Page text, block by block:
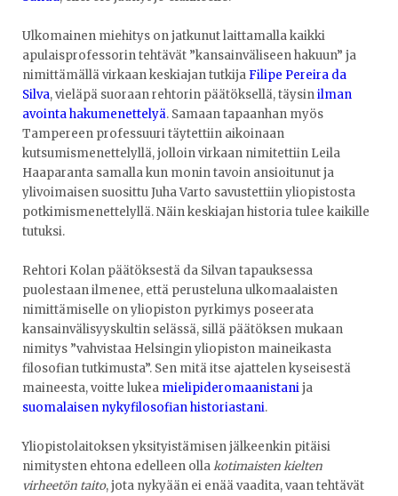
Ulkomainen miehitys on jatkunut laittamalla kaikki
apulaisprofessorin tehtävät ”kansainväliseen hakuun” ja
nimittämällä virkaan keskiajan tutkija Filipe Pereira da
Silva, vieläpä suoraan rehtorin päätöksellä, täysinilman
avointa hakumenettelyä. Samaan tapaanhan myös
Tampereen professuuri täytettiin aikoinaan
kutsumismenettelyllä, jolloin virkaan nimitettiin Leila
Haaparanta samalla kun monin tavoin ansioitunut ja
ylivoimaisen suosittu Juha Varto savustettiin yliopistosta
potkimismenettelyllä. Näin keskiajan historia tulee kaikille
tutuksi.
Rehtori Kolan päätöksestä da Silvan tapauksessa
puolestaan ilmenee, että perusteluna ulkomaalaisten
nimittämiselle on yliopiston pyrkimys poseerata
kansainvälisyyskultin selässä, sillä päätöksen mukaan
nimitys ”vahvistaa Helsingin yliopiston maineikasta
filosofian tutkimusta”. Sen mitä itse ajattelen kyseisestä
maineesta, voitte lukea mielipideromaanistanija
suomalaisen nykyfilosofian historiastani.
Yliopistolaitoksen yksityistämisen jälkeenkin pitäisi
nimitysten ehtona edelleen ollakotimaisten kielten
virheetön taito, jota nykyään ei enää vaadita, vaan tehtävät